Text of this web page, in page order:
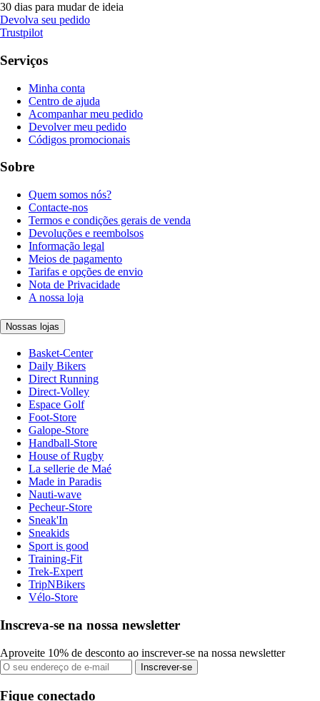
30 dias para mudar de ideia
Devolva seu pedido
Trustpilot
Serviços
Minha conta
Centro de ajuda
Acompanhar meu pedido
Devolver meu pedido
Códigos promocionais
Sobre
Quem somos nós?
Contacte-nos
Termos e condições gerais de venda
Devoluções e reembolsos
Informação legal
Meios de pagamento
Tarifas e opções de envio
Nota de Privacidade
A nossa loja
Nossas lojas
Basket-Center
Daily Bikers
Direct Running
Direct-Volley
Espace Golf
Foot-Store
Galope-Store
Handball-Store
House of Rugby
La sellerie de Maé
Made in Paradis
Nauti-wave
Pecheur-Store
Sneak'In
Sneakids
Sport is good
Training-Fit
Trek-Expert
TripNBikers
Vélo-Store
Inscreva-se na nossa newsletter
Aproveite 10% de desconto ao inscrever-se na nossa newsletter
Inscrever-se
Fique conectado